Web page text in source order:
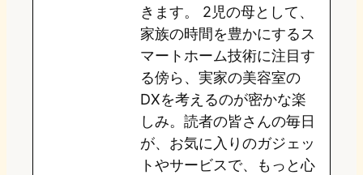
きます。 2児の母として、
家族の時間を豊かにするス
マートホーム技術に注目す
る傍ら、実家の美容室の
DXを考えるのが密かな楽
しみ。読者の皆さんの毎日
が、お気に入りのガジェッ
トやサービスで、もっと心